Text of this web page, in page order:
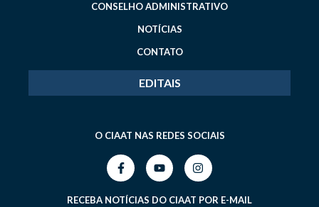
CONSELHO ADMINISTRATIVO
NOTÍCIAS
CONTATO
EDITAIS
O CIAAT NAS REDES SOCIAIS
RECEBA NOTÍCIAS DO CIAAT POR E-MAIL